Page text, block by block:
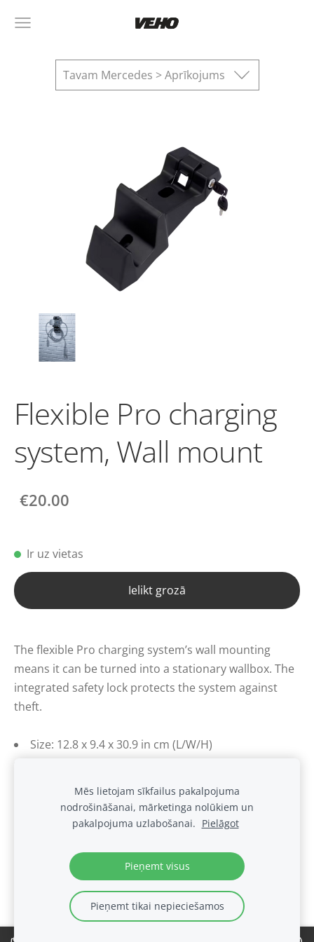
Tavam Mercedes > Aprīkojums
Flexible Pro charging
system, Wall mount
€20.00
Ir uz vietas
Ielikt grozā
The flexible Pro charging system’s wall mounting
means it can be turned into a stationary wallbox. The
integrated safety lock protects the system against
theft.
Size: 12.8 x 9.4 x 30.9 in cm (L/W/H)
Sīkdatnes
.
Mēs lietojam sīkfailus pakalpojuma
nodrošināšanai, mārketinga nolūkiem un
pakalpojuma uzlabošanai. Pielāgot
Pieņemt visus
Pieņemt tikai nepieciešamos